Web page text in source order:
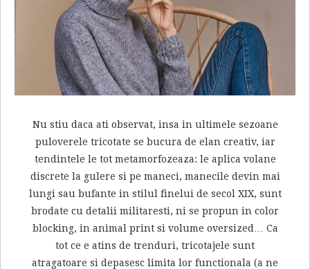
Nu stiu daca ati observat, insa in ultimele sezoane
puloverele tricotate se bucura de elan creativ, iar
tendintele le tot metamorfozeaza: le aplica volane
discrete la gulere si pe maneci, manecile devin mai
lungi sau bufante in stilul finelui de secol XIX, sunt
brodate cu detalii militaresti, ni se propun in color
blocking, in animal print si volume oversized… Ca
tot ce e atins de trenduri, tricotajele sunt
atragatoare si depasesc limita lor functionala (a ne